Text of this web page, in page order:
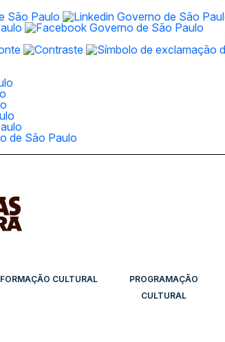
FORMAÇÃO CULTURAL
PROGRAMAÇÃO
CULTURAL